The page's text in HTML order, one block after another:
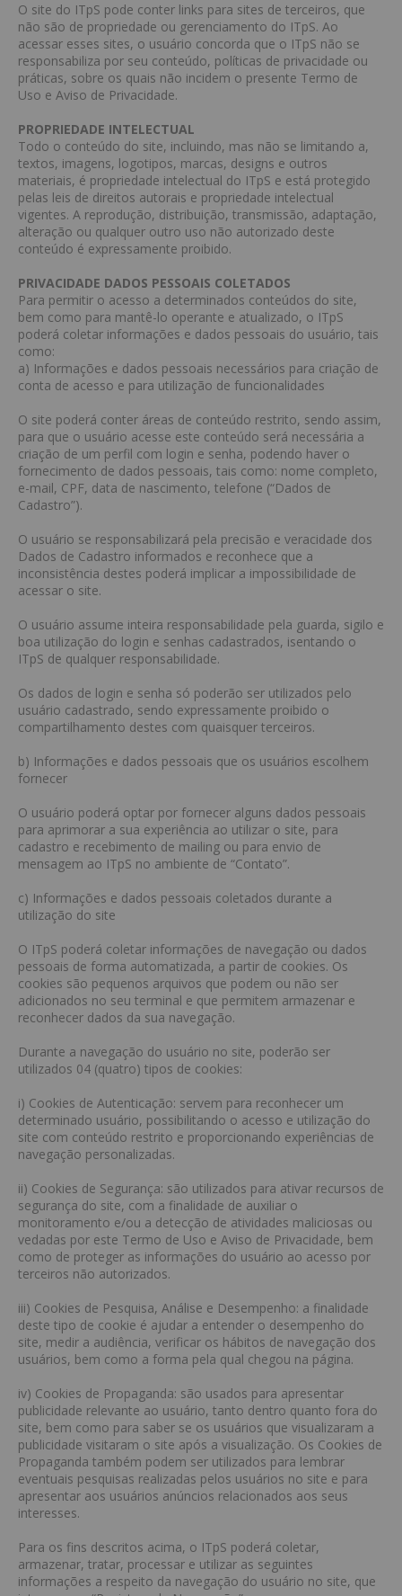
O site do ITpS pode conter links para sites de terceiros, que
não são de propriedade ou gerenciamento do ITpS. Ao
acessar esses sites, o usuário concorda que o ITpS não se
responsabiliza por seu conteúdo, políticas de privacidade ou
práticas, sobre os quais não incidem o presente Termo de
Uso e Aviso de Privacidade.
PROPRIEDADE INTELECTUAL
Todo o conteúdo do site, incluindo, mas não se limitando a,
textos, imagens, logotipos, marcas, designs e outros
materiais, é propriedade intelectual do ITpS e está protegido
pelas leis de direitos autorais e propriedade intelectual
vigentes. A reprodução, distribuição, transmissão, adaptação,
alteração ou qualquer outro uso não autorizado deste
conteúdo é expressamente proibido.
PRIVACIDADE DADOS PESSOAIS COLETADOS
Para permitir o acesso a determinados conteúdos do site,
bem como para mantê-lo operante e atualizado, o ITpS
poderá coletar informações e dados pessoais do usuário, tais
como:
a) Informações e dados pessoais necessários para criação de
conta de acesso e para utilização de funcionalidades
O site poderá conter áreas de conteúdo restrito, sendo assim,
para que o usuário acesse este conteúdo será necessária a
criação de um perfil com login e senha, podendo haver o
fornecimento de dados pessoais, tais como: nome completo,
e-mail, CPF, data de nascimento, telefone (“Dados de
Cadastro”).
O usuário se responsabilizará pela precisão e veracidade dos
Dados de Cadastro informados e reconhece que a
inconsistência destes poderá implicar a impossibilidade de
acessar o site.
O usuário assume inteira responsabilidade pela guarda, sigilo e
boa utilização do login e senhas cadastrados, isentando o
ITpS de qualquer responsabilidade.
Os dados de login e senha só poderão ser utilizados pelo
usuário cadastrado, sendo expressamente proibido o
compartilhamento destes com quaisquer terceiros.
b) Informações e dados pessoais que os usuários escolhem
fornecer
O usuário poderá optar por fornecer alguns dados pessoais
para aprimorar a sua experiência ao utilizar o site, para
cadastro e recebimento de mailing ou para envio de
mensagem ao ITpS no ambiente de “Contato”.
c) Informações e dados pessoais coletados durante a
utilização do site
O ITpS poderá coletar informações de navegação ou dados
pessoais de forma automatizada, a partir de cookies. Os
cookies são pequenos arquivos que podem ou não ser
adicionados no seu terminal e que permitem armazenar e
reconhecer dados da sua navegação.
Durante a navegação do usuário no site, poderão ser
utilizados 04 (quatro) tipos de cookies:
i) Cookies de Autenticação: servem para reconhecer um
determinado usuário, possibilitando o acesso e utilização do
site com conteúdo restrito e proporcionando experiências de
navegação personalizadas.
ii) Cookies de Segurança: são utilizados para ativar recursos de
segurança do site, com a finalidade de auxiliar o
monitoramento e/ou a detecção de atividades maliciosas ou
vedadas por este Termo de Uso e Aviso de Privacidade, bem
como de proteger as informações do usuário ao acesso por
terceiros não autorizados.
iii) Cookies de Pesquisa, Análise e Desempenho: a finalidade
deste tipo de cookie é ajudar a entender o desempenho do
site, medir a audiência, verificar os hábitos de navegação dos
usuários, bem como a forma pela qual chegou na página.
iv) Cookies de Propaganda: são usados para apresentar
publicidade relevante ao usuário, tanto dentro quanto fora do
site, bem como para saber se os usuários que visualizaram a
publicidade visitaram o site após a visualização. Os Cookies de
Propaganda também podem ser utilizados para lembrar
eventuais pesquisas realizadas pelos usuários no site e para
apresentar aos usuários anúncios relacionados aos seus
interesses.
Para os fins descritos acima, o ITpS poderá coletar,
armazenar, tratar, processar e utilizar as seguintes
informações a respeito da navegação do usuário no site, que